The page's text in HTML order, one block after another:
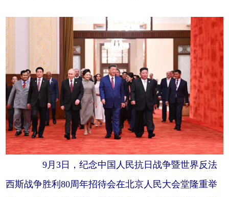
9月3日，纪念中国人民抗日战争暨世界反法
西斯战争胜利80周年招待会在北京人民大会堂隆重举